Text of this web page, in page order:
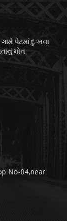
પેટમાં દુઃખવા
મોત
No-04,near